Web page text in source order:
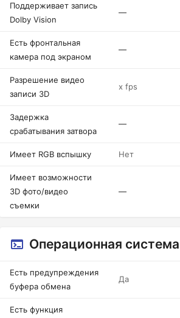
Поддерживает запись
Dolby Vision
—
Есть фронтальная
камера под экраном
—
Разрешение видео
записи 3D
x fps
Задержка
срабатывания затвора
—
Имеет RGB вспышку Нет
Имеет возможности
3D фото/видео
съемки
—
Операционная система
Есть предупреждения
буфера обмена
Да
Есть функция